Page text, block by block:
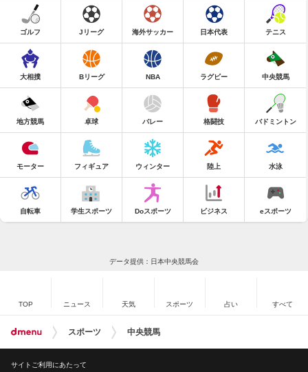
ゴルフ Jリーグ 海外サッカー 日本代表 テニス
大相撲 Bリーグ NBA ラグビー 中央競馬
地方競馬 卓球 バレー 格闘技 バドミントン
モーター フィギュア ウィンター 陸上 水泳
自転車 学生スポーツ Doスポーツ ビジネス eスポーツ
データ提供：日本中央競馬会
TOP ニュース 天気 スポーツ 占い すべて
スポーツ 中央競馬
サイトご利用にあたって